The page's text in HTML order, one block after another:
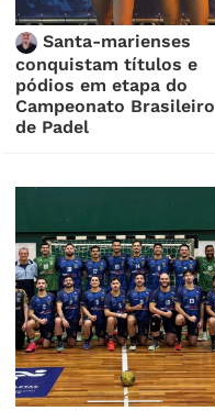
Santa-marienses
conquistam títulos e
pódios em etapa do
Campeonato Brasileiro
de Padel